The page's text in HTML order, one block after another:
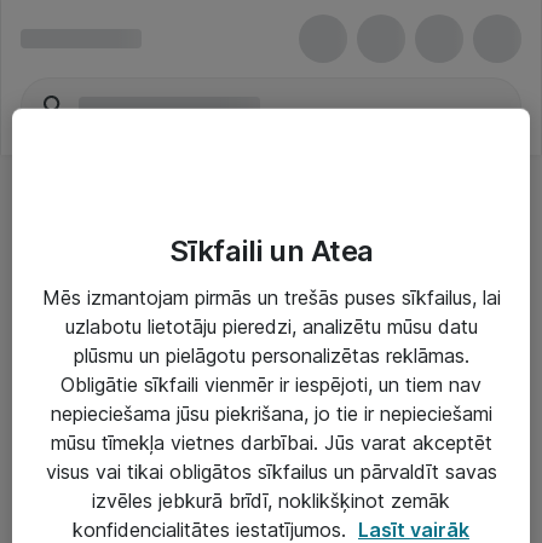
Risinājumi & Pakalpojumi
IT serviss un atbalsts
IT infrastruktūra
Darba vietu IT risinājumi
Serveri un datu centri
Sīkfaili un Atea
Mēs izmantojam pirmās un trešās puses sīkfailus, lai
uzlabotu lietotāju pieredzi, analizētu mūsu datu
plūsmu un pielāgotu personalizētas reklāmas.
Obligātie sīkfaili vienmēr ir iespējoti, un tiem nav
nepieciešama jūsu piekrišana, jo tie ir nepieciešami
mūsu tīmekļa vietnes darbībai. Jūs varat akceptēt
visus vai tikai obligātos sīkfailus un pārvaldīt savas
izvēles jebkurā brīdī, noklikšķinot zemāk
konfidencialitātes iestatījumos. Lasīt vairāk